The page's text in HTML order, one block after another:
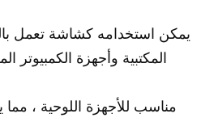
يمكن استخدامه كشاشة تعمل
المكتبية وأجهزة الكمبيوتر
مناسب للأجهزة اللوحية ، مما